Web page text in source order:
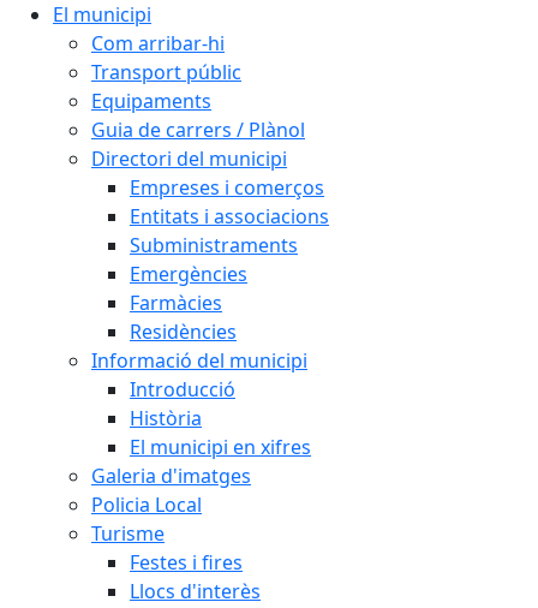
El municipi
Com arribar-hi
Transport públic
Equipaments
Guia de carrers / Plànol
Directori del municipi
Empreses i comerços
Entitats i associacions
Subministraments
Emergències
Farmàcies
Residències
Informació del municipi
Introducció
Història
El municipi en xifres
Galeria d'imatges
Policia Local
Turisme
Festes i fires
Llocs d'interès